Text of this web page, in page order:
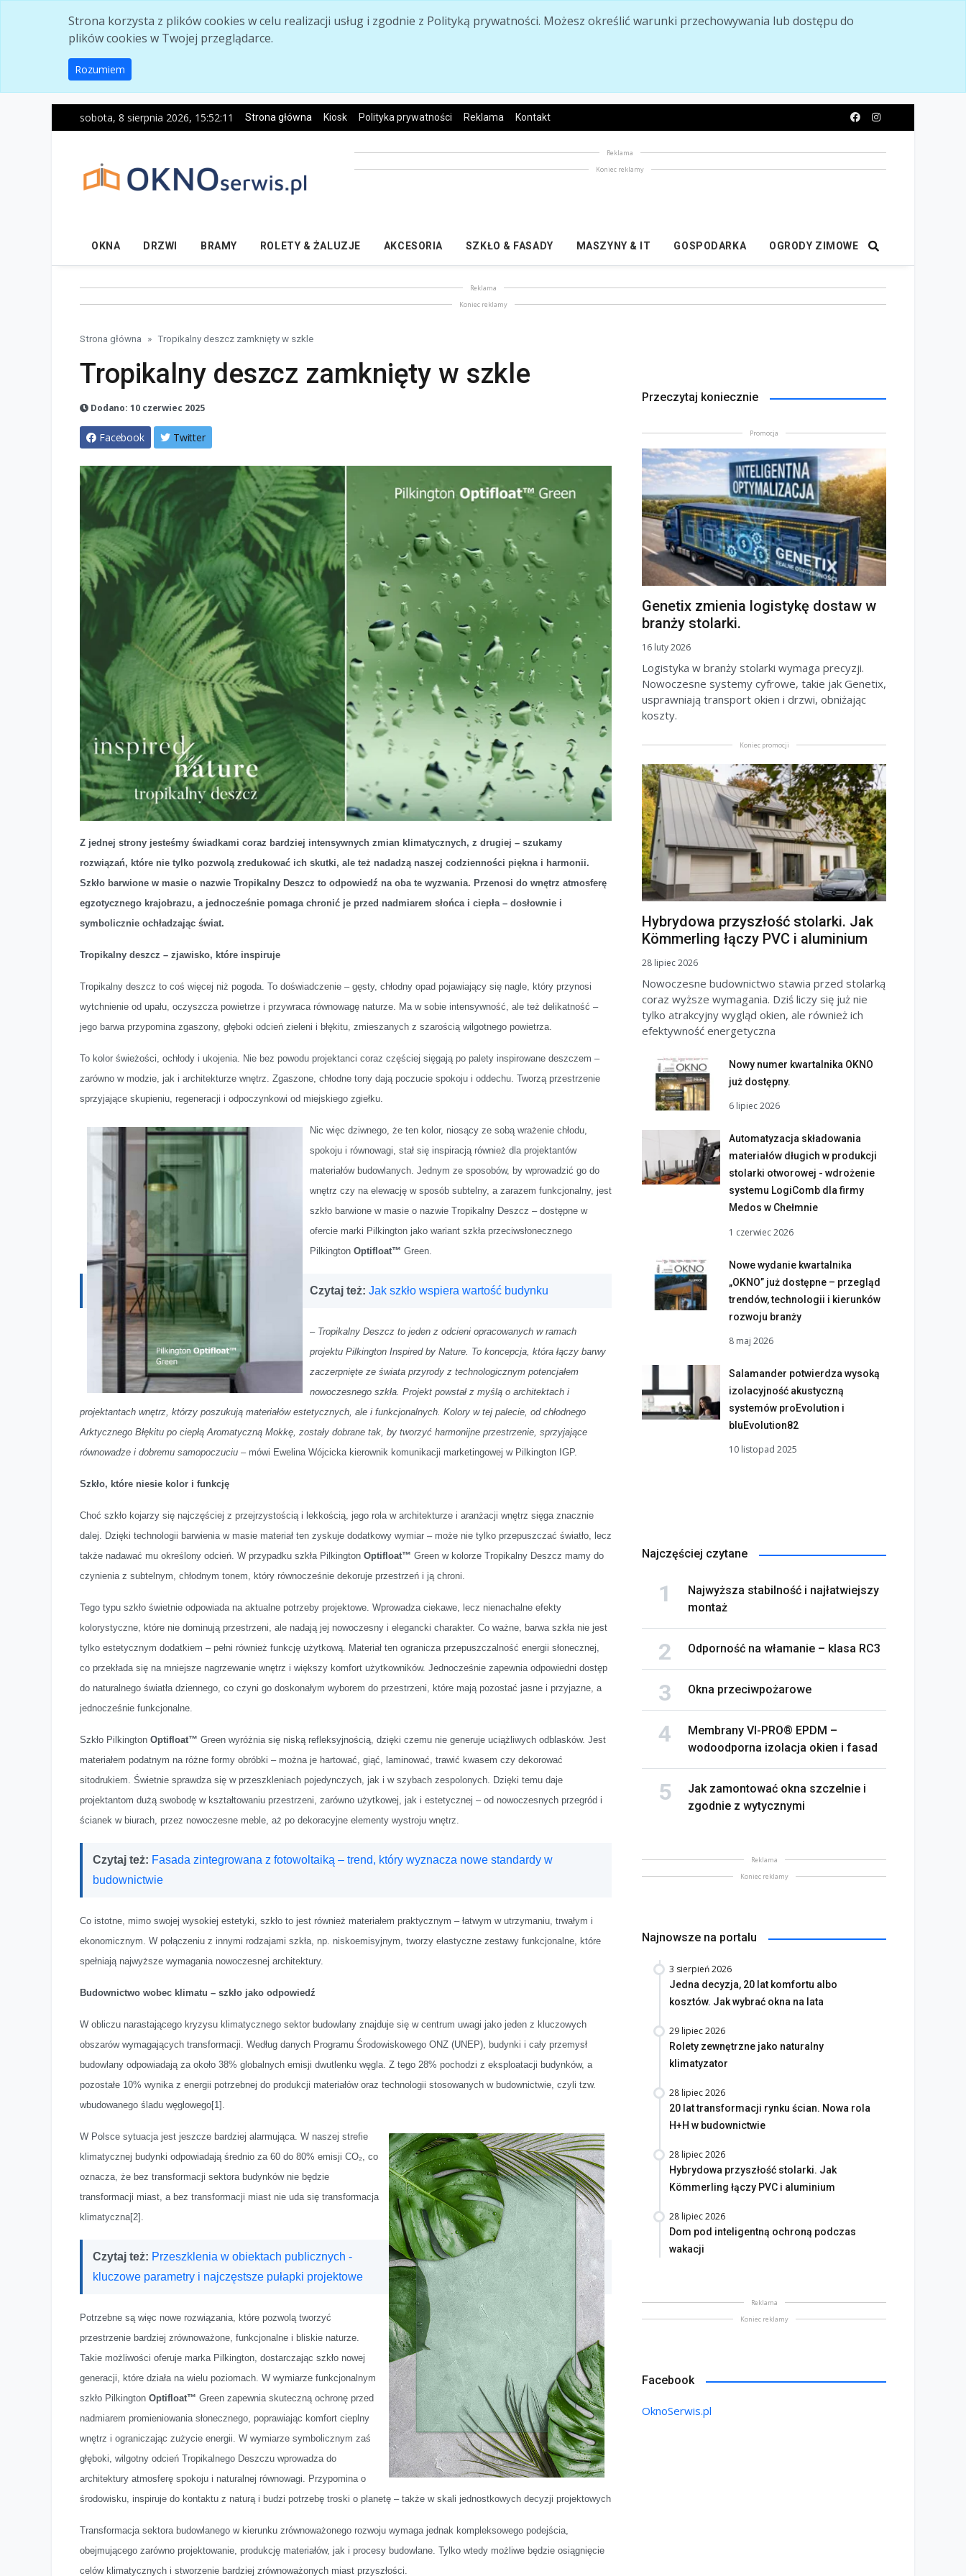
Strona korzysta z plików cookies w celu realizacji usług i zgodnie z Polityką prywatności. Możesz określić warunki przechowywania lub dostępu do
plików cookies w Twojej przeglądarce.
Rozumiem
sobota, 8 sierpnia 2026, 15:52:12 Strona główna Kiosk Polityka prywatności Reklama Kontakt
Reklama
Koniec reklamy
OKNA DRZWI BRAMY ROLETY & ŻALUZJE AKCESORIA SZKŁO & FASADY MASZYNY & IT GOSPODARKA OGRODY ZIMOWE
Reklama
Koniec reklamy
Strona główna Tropikalny deszcz zamknięty w szkle
Tropikalny deszcz zamknięty w szkle
Dodano: 10 czerwiec 2025
Facebook Twitter
Z jednej strony jesteśmy świadkami coraz bardziej intensywnych zmian klimatycznych, z drugiej – szukamy
rozwiązań, które nie tylko pozwolą zredukować ich skutki, ale też nadadzą naszej codzienności piękna i harmonii.
Szkło barwione w masie o nazwie Tropikalny Deszcz to odpowiedź na oba te wyzwania. Przenosi do wnętrz atmosferę
egzotycznego krajobrazu, a jednocześnie pomaga chronić je przed nadmiarem słońca i ciepła – dosłownie i
symbolicznie ochładzając świat.
Tropikalny deszcz – zjawisko, które inspiruje
Tropikalny deszcz to coś więcej niż pogoda. To doświadczenie – gęsty, chłodny opad pojawiający się nagle, który przynosi
wytchnienie od upału, oczyszcza powietrze i przywraca równowagę naturze. Ma w sobie intensywność, ale też delikatność –
jego barwa przypomina zgaszony, głęboki odcień zieleni i błękitu, zmieszanych z szarością wilgotnego powietrza.
To kolor świeżości, ochłody i ukojenia. Nie bez powodu projektanci coraz częściej sięgają po palety inspirowane deszczem –
zarówno w modzie, jak i architekturze wnętrz. Zgaszone, chłodne tony dają poczucie spokoju i oddechu. Tworzą przestrzenie
sprzyjające skupieniu, regeneracji i odpoczynkowi od miejskiego zgiełku.
Nic więc dziwnego, że ten kolor, niosący ze sobą wrażenie chłodu,
spokoju i równowagi, stał się inspiracją również dla projektantów
materiałów budowlanych. Jednym ze sposobów, by wprowadzić go do
wnętrz czy na elewację w sposób subtelny, a zarazem funkcjonalny, jest
szkło barwione w masie o nazwie Tropikalny Deszcz – dostępne w
ofercie marki Pilkington jako wariant szkła przeciwsłonecznego
Pilkington Optifloat™ Green.
Czytaj też: Jak szkło wspiera wartość budynku
– Tropikalny Deszcz to jeden z odcieni opracowanych w ramach
projektu Pilkington Inspired by Nature. To koncepcja, która łączy barwy
zaczerpnięte ze świata przyrody z technologicznym potencjałem
nowoczesnego szkła. Projekt powstał z myślą o architektach i
projektantach wnętrz, którzy poszukują materiałów estetycznych, ale i funkcjonalnych. Kolory w tej palecie, od chłodnego
Arktycznego Błękitu po ciepłą Aromatyczną Mokkę, zostały dobrane tak, by tworzyć harmonijne przestrzenie, sprzyjające
równowadze i dobremu samopoczuciu – mówi Ewelina Wójcicka kierownik komunikacji marketingowej w Pilkington IGP.
Szkło, które niesie kolor i funkcję
Choć szkło kojarzy się najczęściej z przejrzystością i lekkością, jego rola w architekturze i aranżacji wnętrz sięga znacznie
dalej. Dzięki technologii barwienia w masie materiał ten zyskuje dodatkowy wymiar – może nie tylko przepuszczać światło, lecz
także nadawać mu określony odcień. W przypadku szkła Pilkington Optifloat™ Green w kolorze Tropikalny Deszcz mamy do
czynienia z subtelnym, chłodnym tonem, który równocześnie dekoruje przestrzeń i ją chroni.
Tego typu szkło świetnie odpowiada na aktualne potrzeby projektowe. Wprowadza ciekawe, lecz nienachalne efekty
kolorystyczne, które nie dominują przestrzeni, ale nadają jej nowoczesny i elegancki charakter. Co ważne, barwa szkła nie jest
tylko estetycznym dodatkiem – pełni również funkcję użytkową. Materiał ten ogranicza przepuszczalność energii słonecznej,
co przekłada się na mniejsze nagrzewanie wnętrz i większy komfort użytkowników. Jednocześnie zapewnia odpowiedni dostęp
do naturalnego światła dziennego, co czyni go doskonałym wyborem do przestrzeni, które mają pozostać jasne i przyjazne, a
jednocześnie funkcjonalne.
Szkło Pilkington Optifloat™ Green wyróżnia się niską refleksyjnością, dzięki czemu nie generuje uciążliwych odblasków. Jest
materiałem podatnym na różne formy obróbki – można je hartować, giąć, laminować, trawić kwasem czy dekorować
sitodrukiem. Świetnie sprawdza się w przeszkleniach pojedynczych, jak i w szybach zespolonych. Dzięki temu daje
projektantom dużą swobodę w kształtowaniu przestrzeni, zarówno użytkowej, jak i estetycznej – od nowoczesnych przegród i
ścianek w biurach, przez nowoczesne meble, aż po dekoracyjne elementy wystroju wnętrz.
Czytaj też: Fasada zintegrowana z fotowoltaiką – trend, który wyznacza nowe standardy w
budownictwie
Co istotne, mimo swojej wysokiej estetyki, szkło to jest również materiałem praktycznym – łatwym w utrzymaniu, trwałym i
ekonomicznym. W połączeniu z innymi rodzajami szkła, np. niskoemisyjnym, tworzy elastyczne zestawy funkcjonalne, które
spełniają najwyższe wymagania nowoczesnej architektury.
Budownictwo wobec klimatu – szkło jako odpowiedź
W obliczu narastającego kryzysu klimatycznego sektor budowlany znajduje się w centrum uwagi jako jeden z kluczowych
obszarów wymagających transformacji. Według danych Programu Środowiskowego ONZ (UNEP), budynki i cały przemysł
budowlany odpowiadają za około 38% globalnych emisji dwutlenku węgla. Z tego 28% pochodzi z eksploatacji budynków, a
pozostałe 10% wynika z energii potrzebnej do produkcji materiałów oraz technologii stosowanych w budownictwie, czyli tzw.
wbudowanego śladu węglowego[1]
W Polsce sytuacja jest jeszcze bardziej alarmująca. W naszej strefie
klimatycznej budynki odpowiadają średnio za 60 do 80% emisji CO₂, co
oznacza, że bez transformacji sektora budynków nie będzie
transformacji miast, a bez transformacji miast nie uda się transformacja
klimatyczna[2]
Czytaj też: Przeszklenia w obiektach publicznych -
kluczowe parametry i najczęstsze pułapki projektowe
Potrzebne są więc nowe rozwiązania, które pozwolą tworzyć
przestrzenie bardziej zrównoważone, funkcjonalne i bliskie naturze.
Takie możliwości oferuje marka Pilkington, dostarczając szkło nowej
generacji, które działa na wielu poziomach. W wymiarze funkcjonalnym
szkło Pilkington Optifloat™ Green zapewnia skuteczną ochronę przed
nadmiarem promieniowania słonecznego, poprawiając komfort cieplny
wnętrz i ograniczając zużycie energii. W wymiarze symbolicznym zaś
głęboki, wilgotny odcień Tropikalnego Deszczu wprowadza do
architektury atmosferę spokoju i naturalnej równowagi. Przypomina o
środowisku, inspiruje do kontaktu z naturą i budzi potrzebę troski o planetę – także w skali jednostkowych decyzji projektowych
Transformacja sektora budowlanego w kierunku zrównoważonego rozwoju wymaga jednak kompleksowego podejścia,
obejmującego zarówno projektowanie, produkcję materiałów, jak i procesy budowlane. Tylko wtedy możliwe będzie osiągnięcie
celów klimatycznych i stworzenie bardziej zrównoważonych miast przyszłości.
Przeczytaj koniecznie
Promocja
Genetix zmienia logistykę dostaw w
branży stolarki.
16 luty 2026
Logistyka w branży stolarki wymaga precyzji.
Nowoczesne systemy cyfrowe, takie jak Genetix,
usprawniają transport okien i drzwi, obniżając
koszty.
Koniec promocji
Hybrydowa przyszłość stolarki. Jak
Kömmerling łączy PVC i aluminium
28 lipiec 2026
Nowoczesne budownictwo stawia przed stolarką
coraz wyższe wymagania. Dziś liczy się już nie
tylko atrakcyjny wygląd okien, ale również ich
efektywność energetyczna
Nowy numer kwartalnika OKNO
już dostępny.
6 lipiec 2026
Automatyzacja składowania
materiałów długich w produkcji
stolarki otworowej - wdrożenie
systemu LogiComb dla firmy
Medos w Chełmnie
1 czerwiec 2026
Nowe wydanie kwartalnika
„OKNO” już dostępne – przegląd
trendów, technologii i kierunków
rozwoju branży
8 maj 2026
Salamander potwierdza wysoką
izolacyjność akustyczną
systemów proEvolution i
bluEvolution82
10 listopad 2025
Najczęściej czytane
Najwyższa stabilność i najłatwiejszy
montaż
Odporność na włamanie – klasa RC3
Okna przeciwpożarowe
Membrany VI-PRO® EPDM –
wodoodporna izolacja okien i fasad
Jak zamontować okna szczelnie i
zgodnie z wytycznymi
Reklama
Koniec reklamy
Najnowsze na portalu
3 sierpień 2026
Jedna decyzja, 20 lat komfortu albo
kosztów. Jak wybrać okna na lata
29 lipiec 2026
Rolety zewnętrzne jako naturalny
klimatyzator
28 lipiec 2026
20 lat transformacji rynku ścian. Nowa rola
H+H w budownictwie
28 lipiec 2026
Hybrydowa przyszłość stolarki. Jak
Kömmerling łączy PVC i aluminium
28 lipiec 2026
Dom pod inteligentną ochroną podczas
wakacji
Reklama
Koniec reklamy
Facebook
OknoSerwis.pl